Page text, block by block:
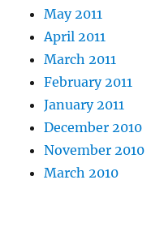
May 2011
April 2011
March 2011
February 2011
January 2011
December 2010
November 2010
March 2010